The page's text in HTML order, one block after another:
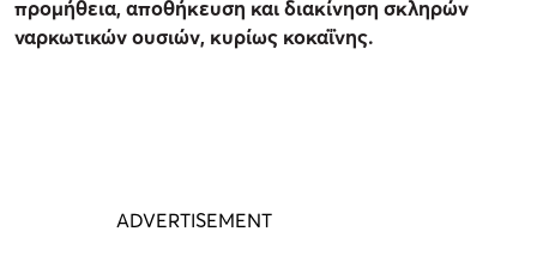
προμήθεια, αποθήκευση και διακίνηση σκληρών
ναρκωτικών ουσιών, κυρίως κοκαΐνης.